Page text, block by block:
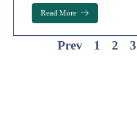
Read More
Prev 1 2 3